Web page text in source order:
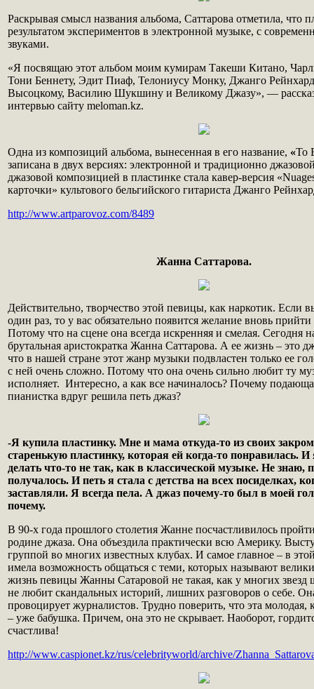
Раскрывая смысл названия альбома, Саттарова отметила, что
результатом экспериментов в электронной музыке, с
звуками.
«Я посвящаю этот альбом моим кумирам Такеши Китано,
Тони Беннету, Эдит Пиаф, Телониусу Монку, Джанго
Высоцкому, Василию Шукшину и Великому Джазу», —
интервью сайту meloman.kz.
Одна из композиций альбома, вынесенная в его название, «To
записана в двух версиях: электронной и традиционно
джазовой композицией в пластинке стала кавер-версия
карточки» культового бельгийского гитариста Джанго
http://www.artparovoz.com/8489
Жанна Саттарова.
Действительно, творчество этой певицы, как наркотик. Если
один раз, то у вас обязательно появится желание вновь прийти
Потому что на сцене она всегда искренняя и смелая. Сегодня
брутальная аристократка Жанна Саттарова. А ее жизнь – это
что в нашей стране этот жанр музыки подвластен только ее
с ней очень сложно. Потому что она очень сильно любит ту
исполняет. Интересно, а как все начиналось? Почему
пианистка вдруг решила петь джаз?
-Я купила пластинку. Мне и мама откуда-то из своих
старенькую пластинку, которая ей когда-то понравилась.
делать что-то не так, как в классической музыке. Не знаю,
получалось. И петь я стала с детства на всех посиделках,
заставляли. Я всегда пела. А джаз почему-то был в моей
почему.
В 90-х года прошлого столетия Жанне посчастливилось
родине джаза. Она объездила практически всю Америку.
группой во многих известных клубах. И самое главное – в
имела возможность общаться с теми, которых называют
жизнь певицы Жанны Сатаровой не такая, как у многих звезд
не любит скандальных историй, лишних разговоров о себе.
провоцирует журналистов. Трудно поверить, что эта молодая,
– уже бабушка. Причем, она это не скрывает. Наоборот,
счастлива!
http://www.caspionet.kz/rus/celebrityworld/archive/